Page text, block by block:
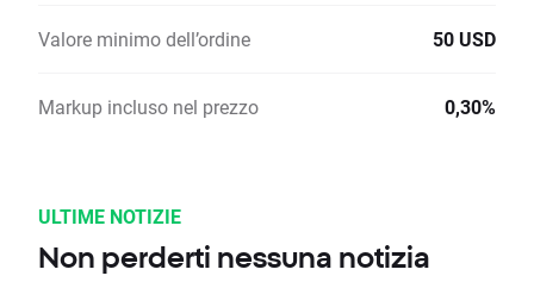
Valore minimo dell’ordine 50 USD
Markup incluso nel prezzo 0,30%
ULTIME NOTIZIE
Non perderti nessuna notizia